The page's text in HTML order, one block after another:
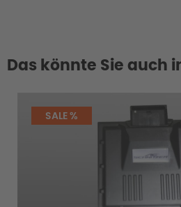
Overload / Overheating
Das könnte Sie auch
SALE %